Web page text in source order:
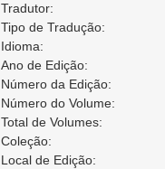
Tradutor:
Tipo de Tradução:
Idioma:
Ano de Edição:
Número da Edição:
Número do Volume:
Total de Volumes:
Coleção:
Local de Edição: